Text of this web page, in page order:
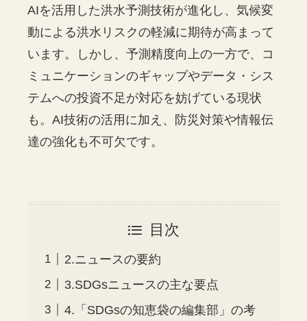
AIを活用した洪水予測技術が進化し、気候変
動による洪水リスクの軽減に期待が高まって
います。しかし、予測精度向上の一方で、コ
ミュニケーションのギャップやデータ・シス
テムへの投資不足が対応を妨げている現状
も。AI技術の活用に加え、防災対策や情報伝
達の強化も不可欠です。
目次
2.ニュースの要約
3.SDGsニュースの主な要点
4.「SDGsの知恵袋の編集部」の考